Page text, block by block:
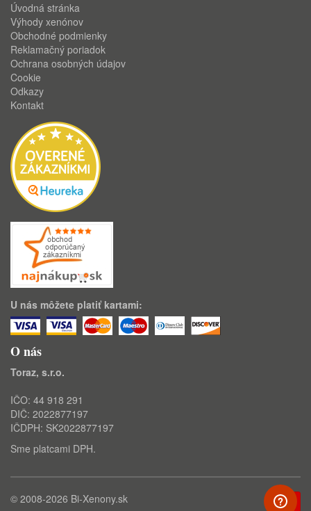
Úvodná stránka
Výhody xenónov
Obchodné podmienky
Reklamačný poriadok
Ochrana osobných údajov
Cookie
Odkazy
Kontakt
U nás môžete platiť kartami:
O nás
Toraz, s.r.o.
IČO: 44 918 291
DIČ: 2022877197
IČDPH: SK2022877197
Sme platcami DPH.
© 2008-2026 Bi-Xenony.sk